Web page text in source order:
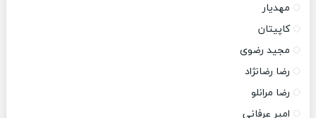
مهدیار
کاپیتان
مجید رضوی
رضا رضانژاد
رضا مرانلو
امیر عرفانی